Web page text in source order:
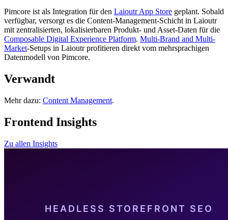
Pimcore ist als Integration für den Laioutr App Store geplant. Sobald
verfügbar, versorgt es die Content-Management-Schicht in Laioutr
mit zentralisierten, lokalisierbaren Produkt- und Asset-Daten für die
Composable Digital Experience Platform. Multi-Brand and Multi-
Market-Setups in Laioutr profitieren direkt vom mehrsprachigen
Datenmodell von Pimcore.
Verwandt
Mehr dazu: Content Management.
Frontend Insights
Zu allen Insights